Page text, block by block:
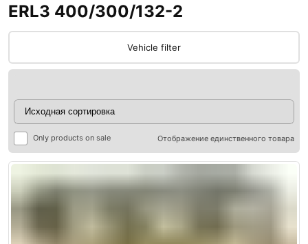
ERL3 400/300/132-2
Vehicle filter
Only products on sale Отображение единственного товара